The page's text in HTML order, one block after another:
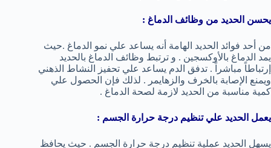
يحسن الحديد من وظائف الدماغ :
من أحد فوائد الحديد الهامة أنه يساعد علي نمو الدماغ .حيث
يمد الدماغ بالأوكسجين . و ترتبط وظائف الدماغ بالحديد
إرتباطاً مباشراً . تدفق الدم يساعد علي تحفيز النشاط الذهني
ويمنع الإصابة بالخرف والزهايمر . لذلك فإن الحصول علي
كمية مناسبة من الحديد لازمة لصحة الدماغ .
يعمل الحديد علي تنظيم درجة حرارة الجسم :
يسهل الحديد عملية تنظيم درجة حرارة الجسم . حيث يحافظ